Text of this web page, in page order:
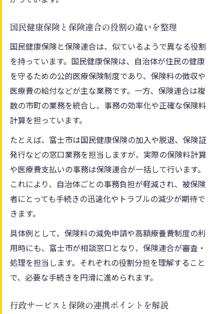
国民健康保険と保険連合の役割の違いを整理
国民健康保険と保険連合は、似ているようで異なる役割
を持っています。国民健康保険は、自治体が住民の健康
を守るための公的医療保険制度であり、保険料の徴収や
医療費の給付などが主な業務です。一方、保険連合は複
数の市町の業務を統合し、事務の効率化や正確な保険料
計算を担っています。
たとえば、富士市は国民健康保険の加入や脱退、保険証
発行などの窓口業務を担当しますが、実際の保険料計算
や医療費支払いの事務は保険連合が一括して行います。
これにより、自治体ごとの事務負担が軽減され、被保険
者にとっても手続きの迅速化やトラブルの減少が期待で
きます。
具体例として、保険料の減免申請や高額療養費制度の利
用時にも、富士市が相談窓口となり、保険連合が審査・
処理を担当します。それぞれの役割分担を理解すること
で、必要な手続きを円滑に進められます。
行政サービスと保険の連携ポイントを解説